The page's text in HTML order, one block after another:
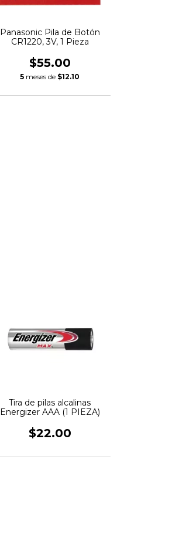
Panasonic Pila de Botón
CR1220, 3V, 1 Pieza
$55.00
5 meses de $12.10
Tira de pilas alcalinas
Energizer AAA (1 PIEZA)
$22.00